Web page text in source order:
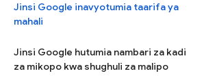
Jinsi Google inavyotumia taarifa ya
mahali
Jinsi Google hutumia nambari za kadi
za mikopo kwa shughuli za malipo